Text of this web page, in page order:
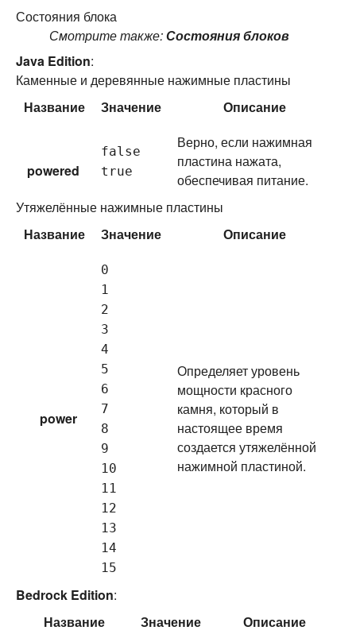
Состояния блока
Смотрите также:Состояния блоков
Java Edition:
Каменные и деревянные нажимные пластины
Название
Значение Описание
powered
false
true
Верно, если нажимная
пластина нажата,
обеспечивая питание.
Утяжелённые нажимные пластины
Название
Значение Описание
power
0
1
2
3
4
5
6
7
8
9
10
11
12
13
14
15
Определяет уровень
мощности красного
камня, который в
настоящее время
создается утяжелённой
нажимной пластиной.
Bedrock Edition:
Название
Значение Описание